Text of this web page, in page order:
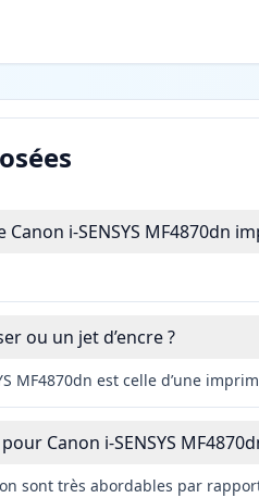
i-SENSYS MF4870dn
ou un jet d’encre ?
MF4870dn est celle d’une
Canon i-SENSYS
sont très abordables par